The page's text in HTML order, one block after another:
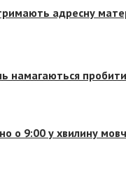
адресну
намагаються пробити
о 9:00 у хвилину